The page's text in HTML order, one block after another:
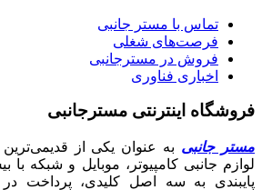
تماس با مستر جانبی
فرصت‌های شغلی
فروش در مسترجانبی
اخباری فناوری
فروشگاه اینترنتی مسترجانبی
مستر جانبی به عنوان یکی از
لوازم جانبی کامپیوتر، موبایل و شبکه با